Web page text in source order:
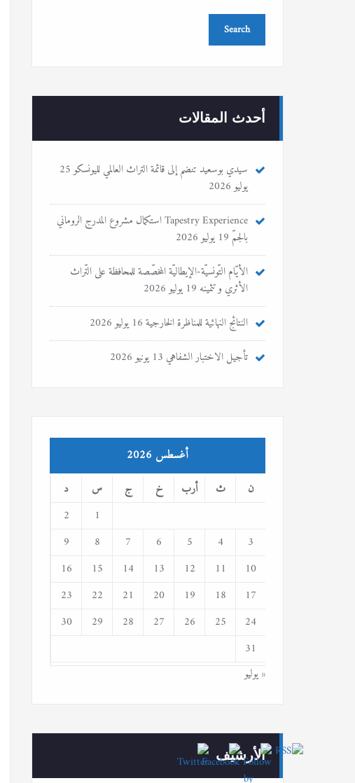
أحدث المقالات
سيدي بوسعيد تنضم إلى قائمة التراث العالمي لليونسكو25
يوليو 2026
Tapestry Experience استكمال مشروع المدرج الروماني
بالجمّ19 يوليو 2026
الأيّام التّونسيّة-الإيطاليّة المخصّصة للمحافظة على التّراث
الأثري و تثمينه19 يوليو 2026
النتائج النهائية للمناظرة الخارجية16 يوليو 2026
تأجيل الاختبار الشفاهي13 يونيو 2026
أغسطس 2026
ن ث أرب خ ج س
د
1
2
3
4
5
6
7
8
9
10
11
12
13
14
15
16
17
18
19
20
21
22
23
24
25
26
27
28
29
30
31
« يوليو
الأرشيف